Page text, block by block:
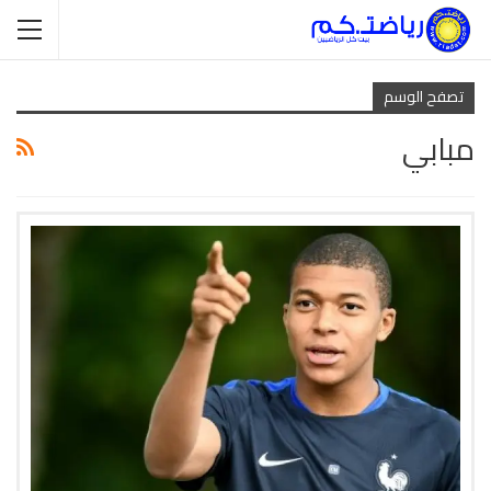
تصفح الوسم
مبابي